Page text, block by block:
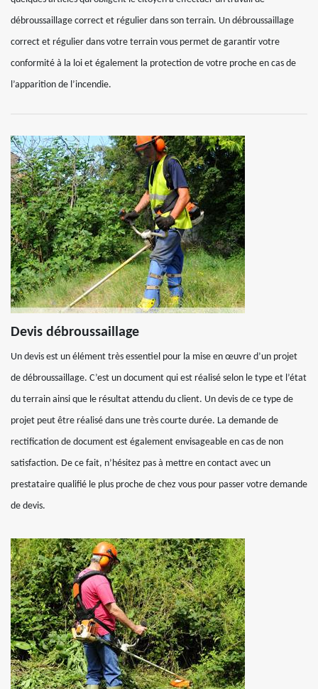
débroussaillage correct et régulier dans son terrain. Un débroussaillage
correct et régulier dans votre terrain vous permet de garantir votre
conformité à la loi et également la protection de votre proche en cas de
l’apparition de l’incendie.
Devis débroussaillage
Un devis est un élément très essentiel pour la mise en œuvre d’un projet
de débroussaillage. C’est un document qui est réalisé selon le type et l’état
du terrain ainsi que le résultat attendu du client. Un devis de ce type de
projet peut être réalisé dans une très courte durée. La demande de
rectification de document est également envisageable en cas de non
satisfaction. De ce fait, n’hésitez pas à mettre en contact avec un
prestataire qualifié le plus proche de chez vous pour passer votre demande
de devis.